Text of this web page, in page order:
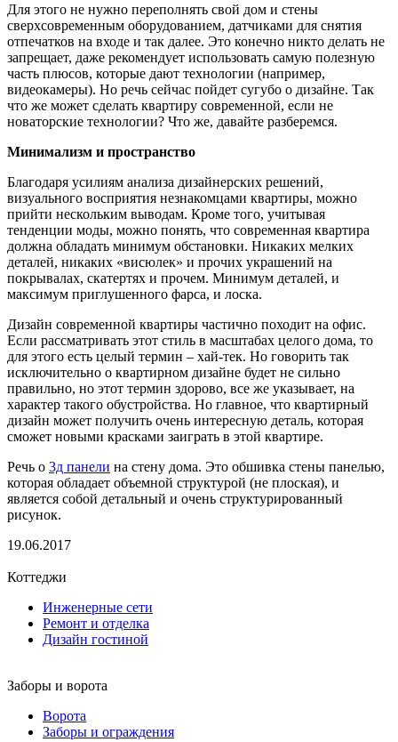
Для этого не нужно переполнять свой дом и стены
сверхсовременным оборудованием, датчиками для снятия
отпечатков на входе и так далее. Это конечно никто делать не
запрещает, даже рекомендует использовать самую полезную
часть плюсов, которые дают технологии (например,
видеокамеры). Но речь сейчас пойдет сугубо о дизайне. Так
что же может сделать квартиру современной, если не
новаторские технологии? Что же, давайте разберемся.
Минимализм и пространство
Благодаря усилиям анализа дизайнерских решений,
визуального восприятия незнакомцами квартиры, можно
прийти нескольким выводам. Кроме того, учитывая
тенденции моды, можно понять, что современная квартира
должна обладать минимум обстановки. Никаких мелких
деталей, никаких «висюлек» и прочих украшений на
покрывалах, скатертях и прочем. Минимум деталей, и
максимум приглушенного фарса, и лоска.
Дизайн современной квартиры частично походит на офис.
Если рассматривать этот стиль в масштабах целого дома, то
для этого есть целый термин – хай-тек. Но говорить так
исключительно о квартирном дизайне будет не сильно
правильно, но этот термин здорово, все же указывает, на
характер такого обустройства. Но главное, что квартирный
дизайн может получить очень интересную деталь, которая
сможет новыми красками заиграть в этой квартире.
Речь о 3д панели на стену дома. Это обшивка стены панелью,
которая обладает объемной структурой (не плоская), и
является собой детальный и очень структурированный
рисунок.
19.06.2017
Коттеджи
Инженерные сети
Ремонт и отделка
Дизайн гостиной
Заборы и ворота
Ворота
Заборы и ограждения